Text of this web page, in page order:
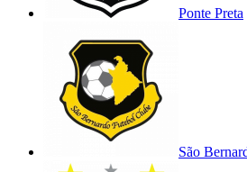
Ponte Preta
São